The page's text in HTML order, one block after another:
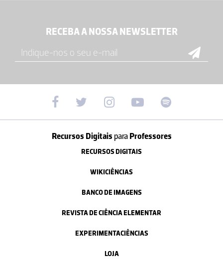
RECEBA A NOSSA NEWSLETTER
Recursos Digitais paraProfessores
RECURSOS DIGITAIS
WIKICIÊNCIAS
BANCO DE IMAGENS
REVISTA DE CIÊNCIA ELEMENTAR
EXPERIMENTACIÊNCIAS
LOJA